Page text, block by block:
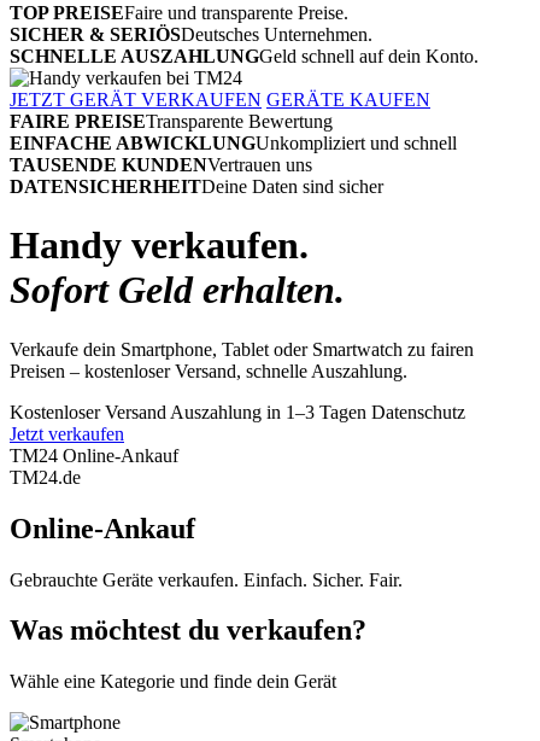
TOP PREISEFaire und transparente Preise.
SICHER & SERIÖSDeutsches Unternehmen.
SCHNELLE AUSZAHLUNGGeld schnell auf dein Konto.
JETZT GERÄT VERKAUFEN GERÄTE KAUFEN
FAIRE PREISETransparente Bewertung
EINFACHE ABWICKLUNGUnkompliziert und schnell
TAUSENDE KUNDENVertrauen uns
DATENSICHERHEITDeine Daten sind sicher
Handy verkaufen.
Sofort Geld erhalten.
Verkaufe dein Smartphone, Tablet oder Smartwatch zu fairen
Preisen – kostenloser Versand, schnelle Auszahlung.
Kostenloser Versand Auszahlung in 1–3 Tagen Datenschutz
Jetzt verkaufen
TM24 Online-Ankauf
TM24.de
Online-Ankauf
Gebrauchte Geräte verkaufen. Einfach. Sicher. Fair.
Was möchtest du verkaufen?
Wähle eine Kategorie und finde dein Gerät